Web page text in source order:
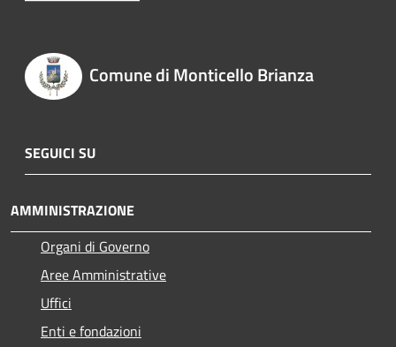
Comune di Monticello Brianza
SEGUICI SU
AMMINISTRAZIONE
Organi di Governo
Aree Amministrative
Uffici
Enti e fondazioni